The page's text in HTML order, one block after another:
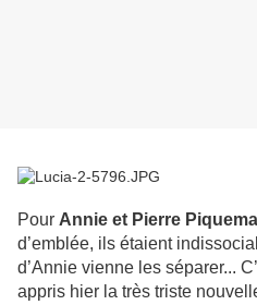
Pour Annie et Pierre Piquemal
d’emblée, ils étaient
d’Annie vienne les séparer...
appris hier la très triste